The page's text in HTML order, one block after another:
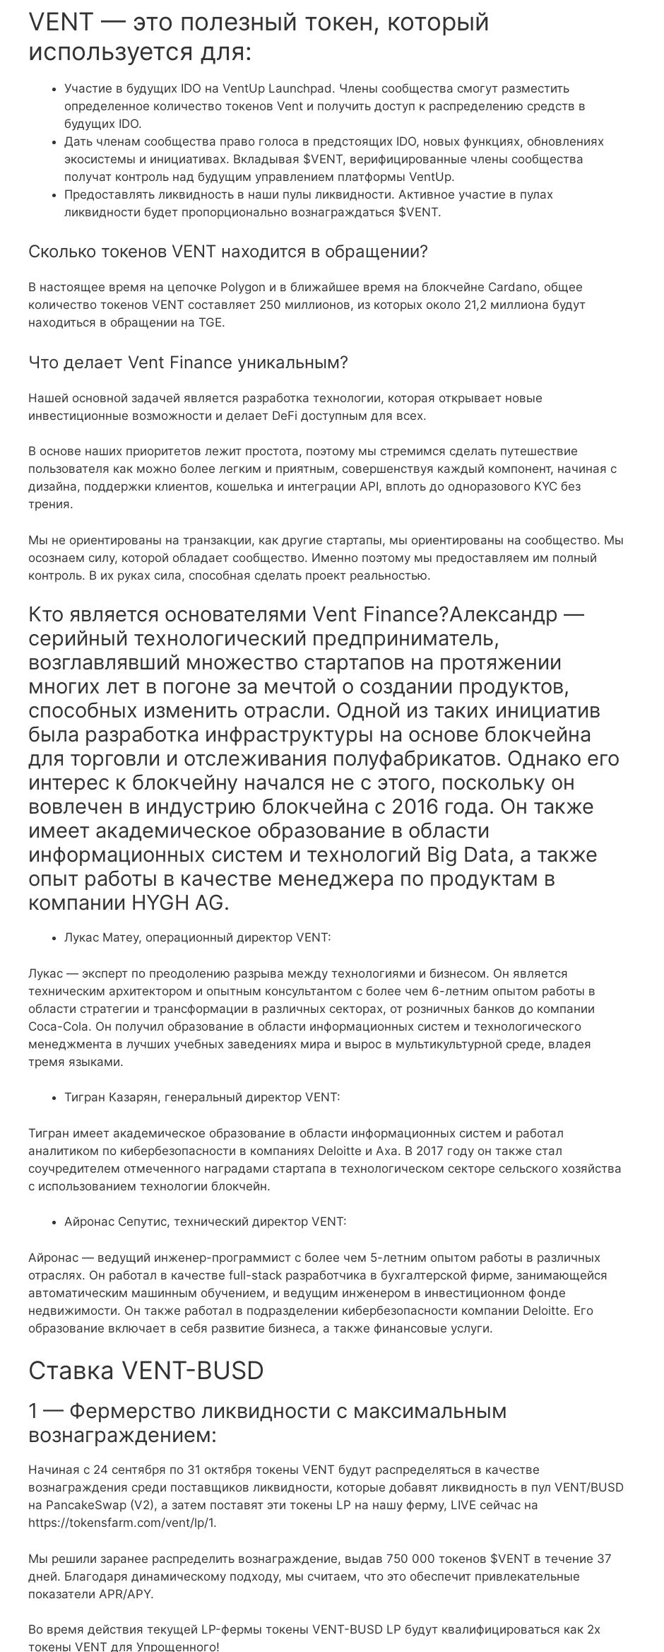
VENT — это полезный токен, который
используется для:
Участие в будущих IDO на VentUp Launchpad. Члены сообщества смогут разместить
определенное количество токенов Vent и получить доступ к распределению средств в
будущих IDO.
Дать членам сообщества право голоса в предстоящих IDO, новых функциях, обновлениях
экосистемы и инициативах. Вкладывая $VENT, верифицированные члены сообщества
получат контроль над будущим управлением платформы VentUp.
Предоставлять ликвидность в наши пулы ликвидности. Активное участие в пулах
ликвидности будет пропорционально вознаграждаться $VENT.
Сколько токенов VENT находится в обращении?
В настоящее время на цепочке Polygon и в ближайшее время на блокчейне Cardano, общее
количество токенов VENT составляет 250 миллионов, из которых около 21,2 миллиона будут
находиться в обращении на TGE.
Что делает Vent Finance уникальным?
Нашей основной задачей является разработка технологии, которая открывает новые
инвестиционные возможности и делает DeFi доступным для всех.
В основе наших приоритетов лежит простота, поэтому мы стремимся сделать путешествие
пользователя как можно более легким и приятным, совершенствуя каждый компонент, начиная с
дизайна, поддержки клиентов, кошелька и интеграции API, вплоть до одноразового KYC без
трения.
Мы не ориентированы на транзакции, как другие стартапы, мы ориентированы на сообщество. Мы
осознаем силу, которой обладает сообщество. Именно поэтому мы предоставляем им полный
контроль. В их руках сила, способная сделать проект реальностью.
Кто является основателями Vent Finance?Александр —
серийный технологический предприниматель,
возглавлявший множество стартапов на протяжении
многих лет в погоне за мечтой о создании продуктов,
способных изменить отрасли. Одной из таких инициатив
была разработка инфраструктуры на основе блокчейна
для торговли и отслеживания полуфабрикатов. Однако его
интерес к блокчейну начался не с этого, поскольку он
вовлечен в индустрию блокчейна с 2016 года. Он также
имеет академическое образование в области
информационных систем и технологий Big Data, а также
опыт работы в качестве менеджера по продуктам в
компании HYGH AG.
Лукас Матеу, операционный директор VENT:
Лукас — эксперт по преодолению разрыва между технологиями и бизнесом. Он является
техническим архитектором и опытным консультантом с более чем 6-летним опытом работы в
области стратегии и трансформации в различных секторах, от розничных банков до компании
Coca-Cola. Он получил образование в области информационных систем и технологического
менеджмента в лучших учебных заведениях мира и вырос в мультикультурной среде, владея
тремя языками.
Тигран Казарян, генеральный директор VENT:
Тигран имеет академическое образование в области информационных систем и работал
аналитиком по кибербезопасности в компаниях Deloitte и Axa. В 2017 году он также стал
соучредителем отмеченного наградами стартапа в технологическом секторе сельского хозяйства
с использованием технологии блокчейн.
Айронас Сепутис, технический директор VENT:
Айронас — ведущий инженер-программист с более чем 5-летним опытом работы в различных
отраслях. Он работал в качестве full-stack разработчика в бухгалтерской фирме, занимающейся
автоматическим машинным обучением, и ведущим инженером в инвестиционном фонде
недвижимости. Он также работал в подразделении кибербезопасности компании Deloitte. Его
образование включает в себя развитие бизнеса, а также финансовые услуги.
Ставка VENT-BUSD
1 — Фермерство ликвидности с максимальным
вознаграждением:
Начиная с 24 сентября по 31 октября токены VENT будут распределяться в качестве
вознаграждения среди поставщиков ликвидности, которые добавят ликвидность в пул VENT/BUSD
на PancakeSwap (V2), а затем поставят эти токены LP на нашу ферму, LIVE сейчас на
https://tokensfarm.com/vent/lp/1.
Мы решили заранее распределить вознаграждение, выдав 750 000 токенов $VENT в течение 37
дней. Благодаря динамическому подходу, мы считаем, что это обеспечит привлекательные
показатели APR/APY.
Во время действия текущей LP-фермы токены VENT-BUSD LP будут квалифицироваться как 2x
токены VENT для Упрощенного!